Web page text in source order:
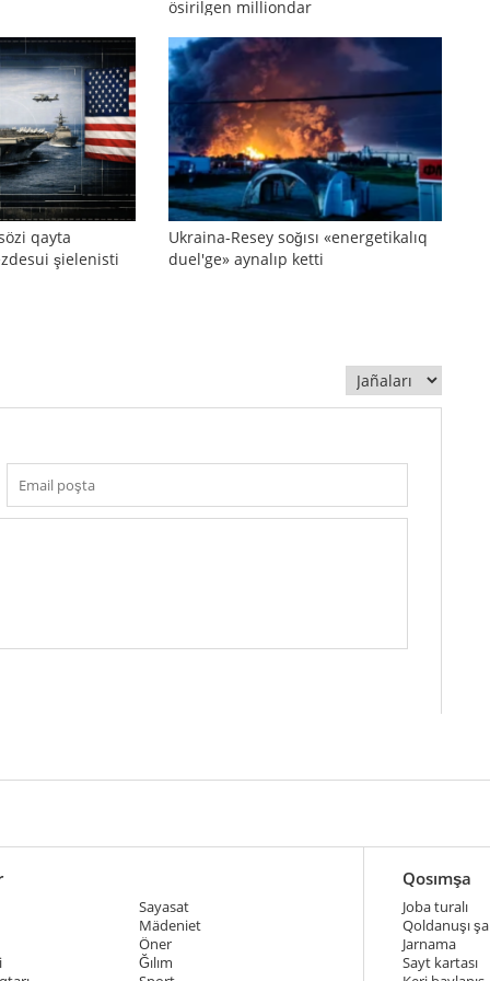
ösirilgen milliondar
qayta
şielenisti
Ukraina-Resey soğısı «energetikalıq
duel'ge» aynalıp ketti
Sayasat
Mädeniet
Öner
Ğılım
Qosımşa
Joba turalı
Qoldanuşı
Jarnama
Sayt kartası